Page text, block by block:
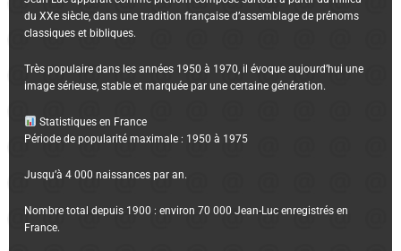
du XXe siècle, dans une tradition française d’assemblage de prénoms
classiques et bibliques.
Très populaire dans les années 1950 à 1970, il évoque aujourd’hui une
image sérieuse, stable et marquée par une certaine génération.
Statistiques en France
Période de popularité maximale : 1950 à 1975
Jusqu’à 4 000 naissances par an.
Nombre total depuis 1900 : environ 70 000 Jean-Luc enregistrés en
France.